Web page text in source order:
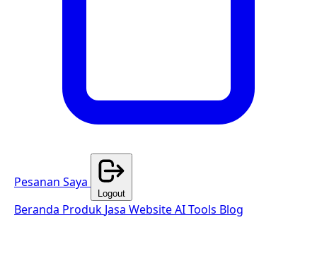
Pesanan Saya
Logout
Beranda Produk Jasa WebsiteAI Tools Blog